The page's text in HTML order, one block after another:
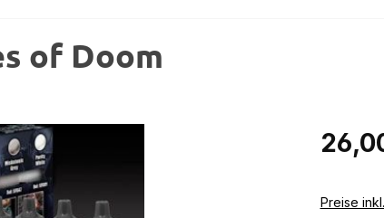
of Doom
Preise